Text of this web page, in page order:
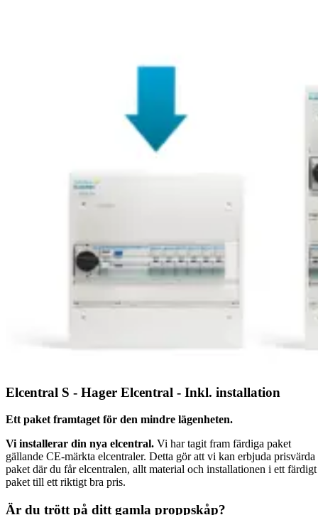
Elcentral S - Hager Elcentral - Inkl. installation
Ett paket framtaget för den mindre lägenheten.
Vi installerar din nya elcentral. Vi har tagit fram färdiga paket
gällande CE-märkta elcentraler. Detta gör att vi kan erbjuda prisvärda
paket där du får elcentralen, allt material och installationen i ett färdigt
paket till ett riktigt bra pris.
Är du trött på ditt gamla proppskåp?